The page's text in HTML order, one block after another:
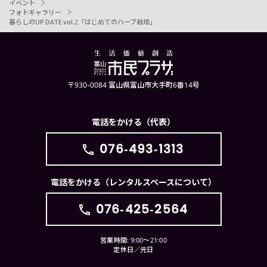
イベント
フォトギャラリー
暮らしのUP DATE vol.2「はじめてのハーブ栽培」
〒930-0084 富山県富山市大手町6番14号
電話をかける（代表）
076-493-1313
電話をかける（レンタルスペースについて）
076-425-2564
営業時間: 9:00〜21:00
定休日／元日